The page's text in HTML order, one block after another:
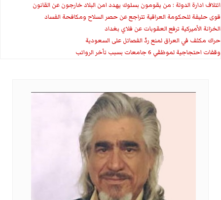
ائتلاف ادارة الدولة : من يقومون بسلوك يهدد امن البلاد خارجون عن القانون
قوى حليفة للحكومة العراقية تتراجع عن حصر السلاح ومكافحة الفساد
الخزانة الأميركية ترفع العقوبات عن فلاي بغداد
حراك مكثف في العراق لمنع ردّ الفصائل على السعودية
وقفات احتجاجية لموظفي 6 جامعات بسبب تأخر الرواتب